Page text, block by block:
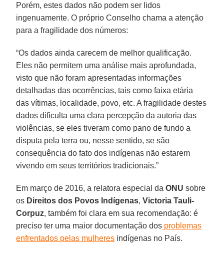
Porém, estes dados não podem ser lidos
ingenuamente. O próprio Conselho chama a atenção
para a fragilidade dos números:
“Os dados ainda carecem de melhor qualificação.
Eles não permitem uma análise mais aprofundada,
visto que não foram apresentadas informações
detalhadas das ocorrências, tais como faixa etária
das vítimas, localidade, povo, etc. A fragilidade destes
dados dificulta uma clara percepção da autoria das
violências, se eles tiveram como pano de fundo a
disputa pela terra ou, nesse sentido, se são
consequência do fato dos indígenas não estarem
vivendo em seus territórios tradicionais.”
Em março de 2016, a relatora especial daONU sobre
os Direitos dos Povos Indígenas,Victoria Tauli-
Corpuz, também foi clara em sua recomendação: é
preciso ter uma maior documentação dos problemas
enfrentados pelas mulheres indígenas no País.